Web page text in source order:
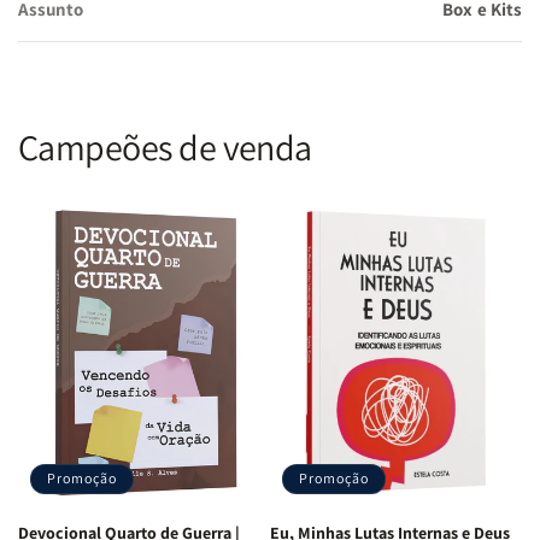
confiança e o diálogo no casamento.
Aprofunde a vida de oração em casal:Descubra como a
de três dobras não se quebra tão depressa." ? Eclesiastes 4:12
Não deixe que as dificuldades apaguem a chama do amor e da fé
no seu relacionamento. Adquira este kit agora mesmo e
transforme seu casamento em uma união forte, abençoada e
espiritualmente rica. Seja a mudança que Deus deseja para o seu
Assunto Box e Kits
Campeões de venda
Promoção
Devocional Quarto de Guerra |
Promoção
Eu, Minhas Lutas Internas e Deus